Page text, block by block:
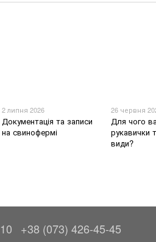
2 липня 2026
Документація та записи
на свинофермі
26 червня
Для чого
рукавички
види?
+38 (073) 426-45-45